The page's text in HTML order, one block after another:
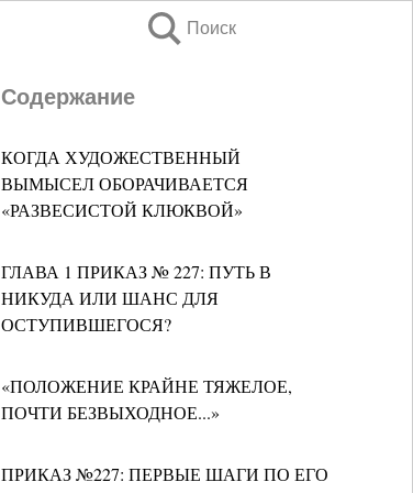
Поиск
Содержание
КОГДА ХУДОЖЕСТВЕННЫЙ
ВЫМЫСЕЛ ОБОРАЧИВАЕТСЯ
«РАЗВЕСИСТОЙ КЛЮКВОЙ»
ГЛАВА 1 ПРИКАЗ № 227: ПУТЬ В
НИКУДА ИЛИ ШАНС ДЛЯ
ОСТУПИВШЕГОСЯ?
«ПОЛОЖЕНИЕ КРАЙНЕ ТЯЖЕЛОЕ,
ПОЧТИ БЕЗВЫХОДНОЕ...»
ПРИКАЗ №227: ПЕРВЫЕ ШАГИ ПО ЕГО